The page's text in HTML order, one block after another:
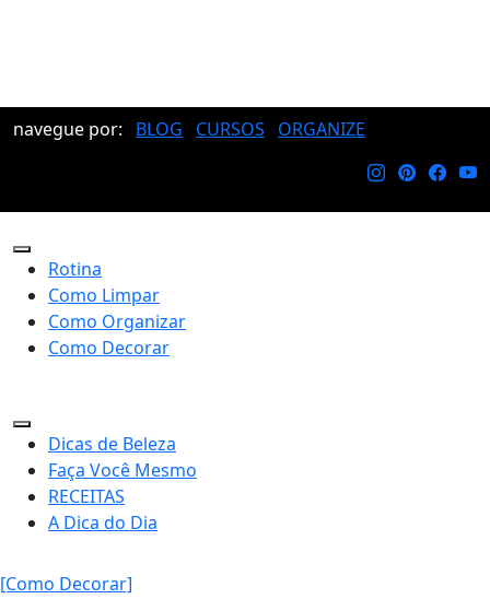
navegue por: BLOG CURSOS ORGANIZE
Rotina
Como Limpar
Como Organizar
Como Decorar
Dicas de Beleza
Faça Você Mesmo
RECEITAS
A Dica do Dia
[Como Decorar]